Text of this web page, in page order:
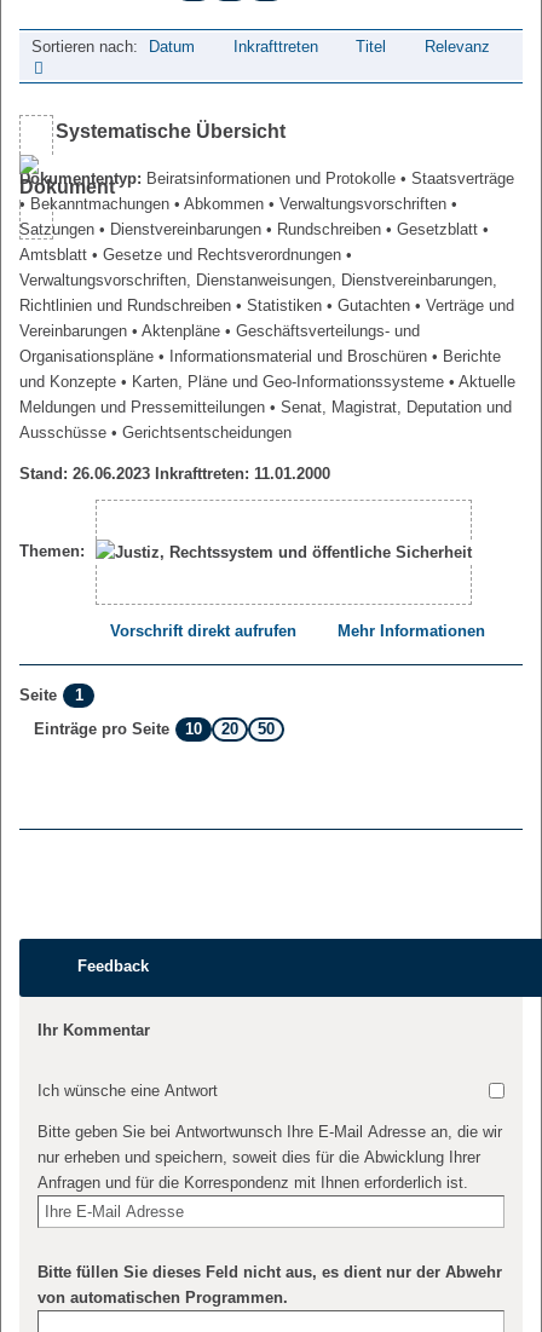
Sortieren nach: Datum Inkrafttreten Titel Relevanz
Systematische Übersicht
Dokumententyp: Beiratsinformationen und Protokolle • Staatsverträge
• Bekanntmachungen • Abkommen • Verwaltungsvorschriften •
Satzungen • Dienstvereinbarungen • Rundschreiben • Gesetzblatt •
Amtsblatt • Gesetze und Rechtsverordnungen •
Verwaltungsvorschriften, Dienstanweisungen, Dienstvereinbarungen,
Richtlinien und Rundschreiben • Statistiken • Gutachten • Verträge und
Vereinbarungen • Aktenpläne • Geschäftsverteilungs- und
Organisationspläne • Informationsmaterial und Broschüren • Berichte
und Konzepte • Karten, Pläne und Geo-Informationssysteme • Aktuelle
Meldungen und Pressemitteilungen • Senat, Magistrat, Deputation und
Ausschüsse • Gerichtsentscheidungen
Stand: 26.06.2023 Inkrafttreten: 11.01.2000
Themen:
Vorschrift direkt aufrufen Mehr Informationen
Seite
1
Einträge pro Seite
10 20 50
Feedback
Ihr Kommentar
Ich wünsche eine Antwort
Bitte geben Sie bei Antwortwunsch Ihre E-Mail Adresse an, die wir
nur erheben und speichern, soweit dies für die Abwicklung Ihrer
Anfragen und für die Korrespondenz mit Ihnen erforderlich ist.
Bitte füllen Sie dieses Feld nicht aus, es dient nur der Abwehr
von automatischen Programmen.